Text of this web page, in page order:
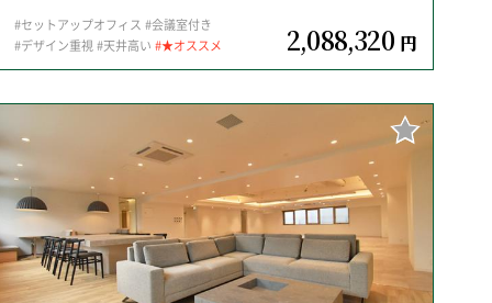
#セットアップオフィス #会議室付き
#デザイン重視#天井高い #★オススメ 2,088,320 円